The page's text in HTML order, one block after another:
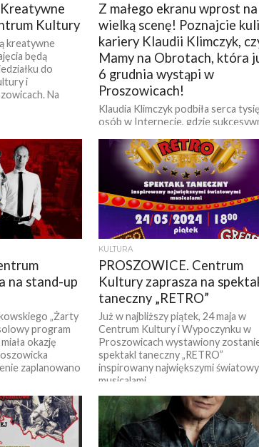
Kultury
kreatywne
będą
do
i
Na
Z małego ekranu wprost na
wielką scenę! Poznajcie
kariery Klaudii Klimczyk,
Mamy na Obrotach, która
6 grudnia wystąpi w
Proszowicach!
Klaudia Klimczyk podbiła serca
osób w Internecie, gdzie
do siebie i świata nagrania. Jej
internetowa...
na stand-up
„Żarty
program
okazję
zaplanowano
KULTURA
PROSZOWICE. Centrum
Kultury zaprasza na
taneczny „RETRO”
Już w najbliższy piątek, 24 maja w
Centrum Kultury i Wypoczynku w
Proszowicach wystawiony
spektakl taneczny „RETRO”
inspirowany największymi
musicalami,...